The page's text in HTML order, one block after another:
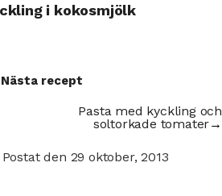
i kokosmjölk
Nästa recept
Pasta med kyckling och
soltorkade tomater→
Postat den 29 oktober, 2013